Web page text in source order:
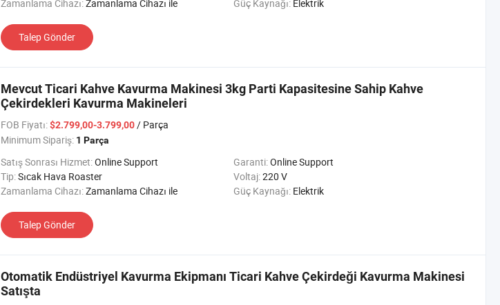
Zamanlama Cihazı:Zamanlama Cihazı ile Güç Kaynağı: Elektrik
Talep Gönder
Mevcut Ticari Kahve Kavurma Makinesi 3kg Parti Kapasitesine Sahip Kahve
Çekirdekleri Kavurma Makineleri
FOB Fiyatı:$2.799,00-3.799,00/ Parça
Minimum Sipariş: 1 Parça
Satış Sonrası Hizmet:Online Support Garanti:Online Support
Tip:Sıcak Hava Roaster Voltaj:220 V
Zamanlama Cihazı:Zamanlama Cihazı ile Güç Kaynağı: Elektrik
Talep Gönder
Otomatik Endüstriyel Kavurma Ekipmanı Ticari Kahve Çekirdeği Kavurma Makinesi
Satışta